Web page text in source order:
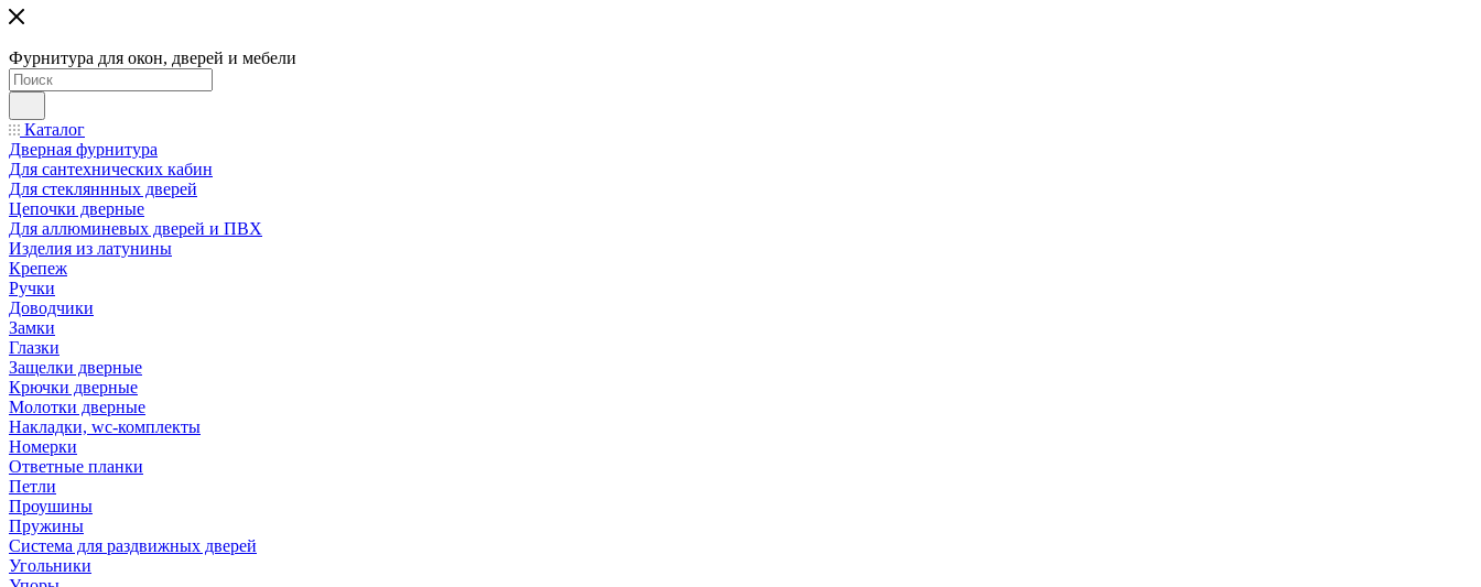
Фурнитура для окон, дверей и мебели
Каталог
Дверная фурнитура
Для сантехнических кабин
Для стекляннных дверей
Цепочки дверные
Для аллюминевых дверей и ПВХ
Изделия из латунины
Крепеж
Ручки
Доводчики
Замки
Глазки
Защелки дверные
Крючки дверные
Молотки дверные
Накладки, wc-комплекты
Номерки
Ответные планки
Петли
Проушины
Пружины
Система для раздвижных дверей
Угольники